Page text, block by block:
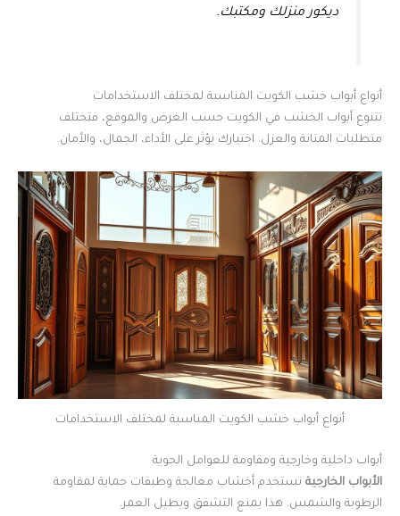
ديكور منزلك ومكتبك.
أنواع أبواب خشب الكويت المناسبة لمختلف الاستخدامات
تتنوع أبواب الخشب في الكويت حسب الغرض والموقع، فتختلف
متطلبات المتانة والعزل. اختيارك يؤثر على الأداء، الجمال، والأمان.
أنواع أبواب خشب الكويت المناسبة لمختلف الاستخدامات
أبواب داخلية وخارجية ومقاومة للعوامل الجوية
الأبواب الخارجية تستخدم أخشاب معالجة وطبقات حماية لمقاومة
الرطوبة والشمس. هذا يمنع التشقق ويطيل العمر.